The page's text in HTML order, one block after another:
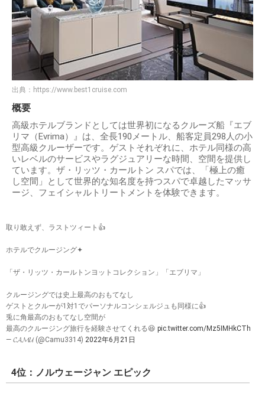
出典： https://www.best1cruise.com
概要
高級ホテルブランドとしては世界初になるクルーズ船『エブ
リマ（Evrima）』は、全長190メートル、船客定員298人の小
型高級クルーザーです。ゲストそれぞれに、ホテル同様の高
いレベルのサービスやラグジュアリーな時間、空間を提供し
ています。ザ・リッツ・カールトン スパでは、「極上の癒
し空間」として世界的な知名度を持つスパで卓越したマッサ
ージ、フェイシャルトリートメントを体験できます。
取り敢えず、ラストツィート👍
ホテルでクルージング✦
「ザ・リッツ・カールトンヨットコレクション」「エブリマ」
クルージングでは史上最高のおもてなし
ゲストとクルーが1対1でパーソナルコンシェルジュも同様に👍
兎に角最高のおもてなし空間が
最高のクルージング旅行を経験させてくれる😆 pic.twitter.com/Mz5IMHkCTh
— 𝓒𝓐𝓜𝓤 (@Camu3314) 2022年6月21日
4位：ノルウェージャン エピック